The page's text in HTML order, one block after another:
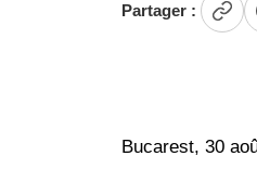
Partager :
Bucarest, 30